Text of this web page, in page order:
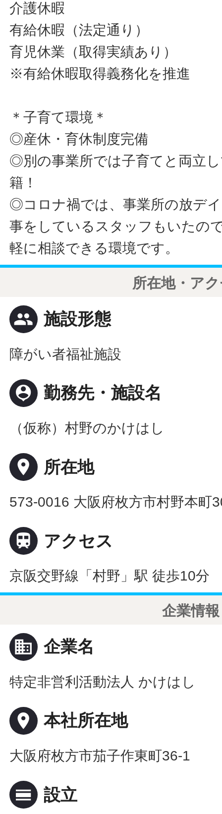
介護休暇
有給休暇（法定通り）
育児休業（取得実績あり）
※有給休暇取得義務化を推進
＊子育て環境＊
◎産休・育休制度完備
◎別の事業所では子育てと両立
籍！
◎コロナ禍では、事業所の放デ
事をしているスタッフもいたの
軽に相談できる環境です。
所在地・ア
people 施設形態
障がい者福祉施設
person_pin 勤務先・施設名
（仮称）村野のかけはし
place 所在地
573-0016 大阪府枚方市村野本町
 アクセス
京阪交野線「村野」駅 徒歩10分
企業情報
business 企業名
特定非営利活動法人 かけはし
place 本社所在地
大阪府枚方市茄子作東町36-1
calendar_view_day 設立